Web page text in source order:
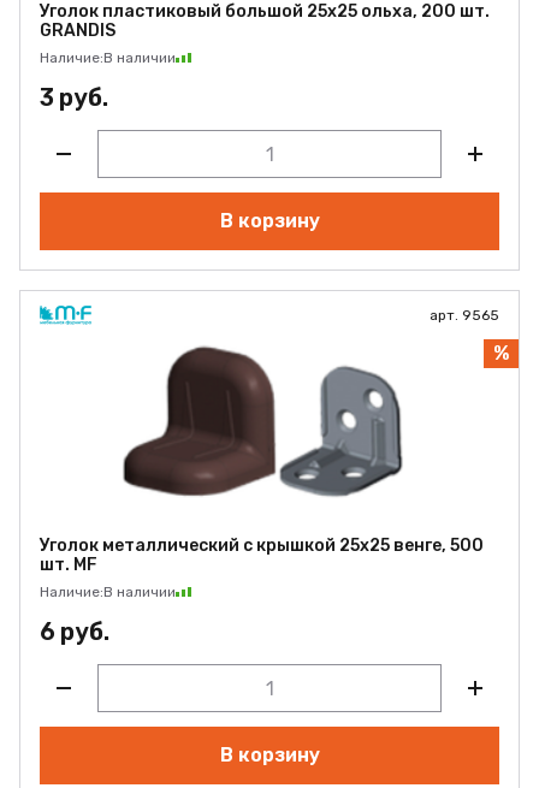
Уголок пластиковый большой 25х25 ольха, 200 шт.
GRANDIS
Наличие:В наличии
3 руб.
В корзину
арт. 9565
%
Уголок металлический с крышкой 25х25 венге, 500
шт. MF
Наличие:В наличии
6 руб.
В корзину